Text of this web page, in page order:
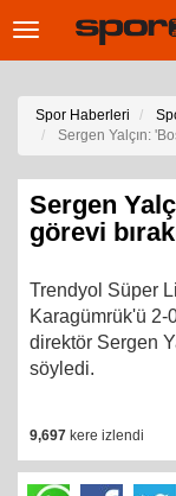
Toggle
Spor Haberleri
Sergen Yalçın:
Sergen
görevi
Trendyol Süper
Karagümrük'ü
direktör Sergen
söyledi.
9,697 kere izlendi